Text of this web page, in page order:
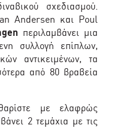
σχεδιασμού.
Andersen και Poul
περιλαμβάνει μια
συλλογή επίπλων,
αντικειμένων, τα
από 80 βραβεία
με ελαφρώς
2 τεμάχια με τις